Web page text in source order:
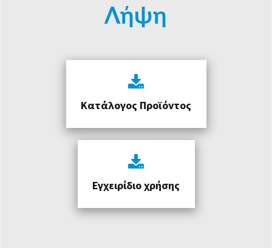
Λήψη
Κατάλογος Προϊόντος
Εγχειρίδιο χρήσης